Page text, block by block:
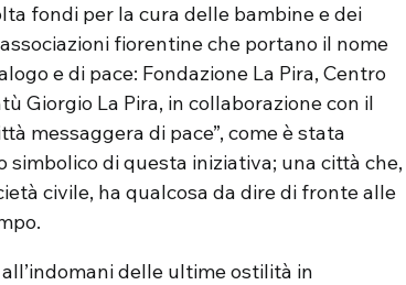
fondi per la cura delle bambine e dei
fiorentine che portano il nome
e di pace: Fondazione La Pira, Centro
Giorgio La Pira, in collaborazione con il
messaggera di pace”, come è stata
simbolico di questa iniziativa; una città che,
civile, ha qualcosa da dire di fronte alle
delle ultime ostilità in